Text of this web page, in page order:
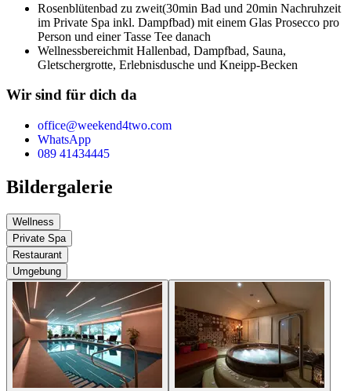
Rosenblütenbad zu zweit(30min Bad und 20min Nachruhzeit
im Private Spa inkl. Dampfbad) mit einem Glas Prosecco pro
Person und einer Tasse Tee danach
Wellnessbereichmit Hallenbad, Dampfbad, Sauna,
Gletschergrotte, Erlebnisdusche und Kneipp-Becken
Wir sind für dich da
office@weekend4two.com
WhatsApp
089 41434445
Bildergalerie
Wellness
Private Spa
Restaurant
Umgebung